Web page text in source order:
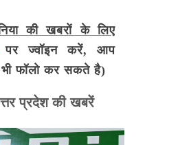
की खबरों के लिए
पर ज्वॉइन करें, आप
फॉलो कर सकते है)
प्रदेश की खबरें